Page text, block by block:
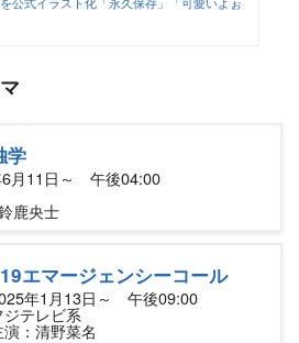
学
月11日～ 午後04:00
鹿央士
エマージェンシーコール
年1月13日～ 午後09:00
ジテレビ系
演：清野菜名